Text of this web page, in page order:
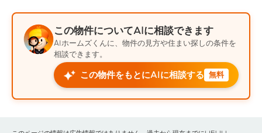
この物件についてAIに相談できます
AIホームズくんに、物件の見方や住まい探しの条件を
相談できます。
この物件をもとにAIに相談する 無料